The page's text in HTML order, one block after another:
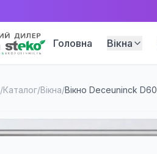
Головна Вікна
/Каталог/Вікна/